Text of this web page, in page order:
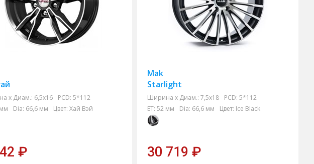
х Диам.: 6,5x16 PCD: 5*112
Dia: 66,6 мм Цвет: Хай Вэй
₽
Mak
Starlight
Ширина х Диам.: 7,5x18 PCD: 5*112
ET: 52 мм Dia: 66,6 мм Цвет: Ice Black
30 719₽